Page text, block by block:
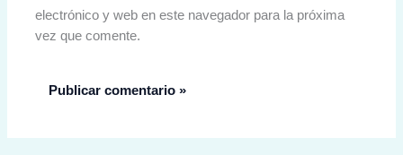
electrónico y web en este navegador para la próxima
vez que comente.